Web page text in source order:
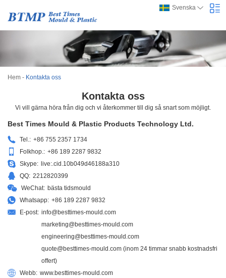
Svenska
Hem - Kontakta oss
Kontakta oss
Vi vill gärna höra från dig och vi återkommer till dig så snart som möjligt.
Best Times Mould & Plastic Products Technology Ltd.
Tel.: +86 755 2357 1734
Folkhop.: +86 189 2287 9832
Skype: live:.cid.10b049d46188a310
QQ: 2212820399
WeChat: bästa tidsmould
Whatsapp: +86 189 2287 9832
E-post: info@besttimes-mould.com
marketing@besttimes-mould.com
engineering@besttimes-mould.com
quote@besttimes-mould.com (inom 24 timmar snabb kostnadsfri
offert)
Webb: www.besttimes-mould.com